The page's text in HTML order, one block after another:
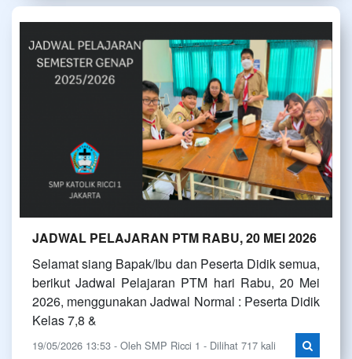
JADWAL PELAJARAN PTM RABU, 20 MEI 2026
Selamat siang Bapak/Ibu dan Peserta Didik semua,
berikut Jadwal Pelajaran PTM hari Rabu, 20 Mei
2026, menggunakan Jadwal Normal : Peserta Didik
Kelas 7,8 &
19/05/2026 13:53 - Oleh SMP Ricci 1 - Dilihat 717 kali